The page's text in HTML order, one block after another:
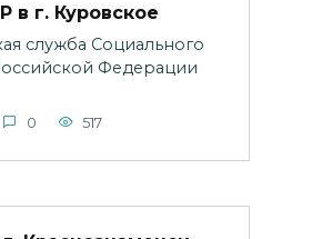
в г. Куровское
служба Социального
Федерации
0 517